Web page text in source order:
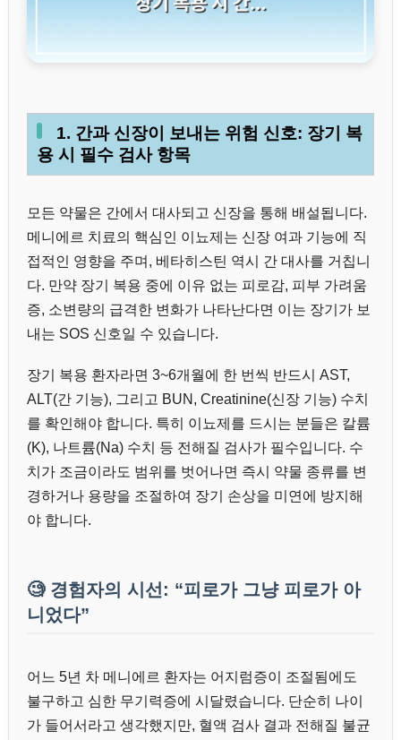
1. 간과 신장이 보내는 위험 신호: 장기 복
용 시 필수 검사 항목
모든 약물은 간에서 대사되고 신장을 통해 배설됩니다.
메니에르 치료의 핵심인 이뇨제는 신장 여과 기능에 직
접적인 영향을 주며, 베타히스틴 역시 간 대사를 거칩니
다. 만약 장기 복용 중에 이유 없는 피로감, 피부 가려움
증, 소변량의 급격한 변화가 나타난다면 이는 장기가 보
내는 SOS 신호일 수 있습니다.
장기 복용 환자라면 3~6개월에 한 번씩 반드시 AST,
ALT(간 기능), 그리고 BUN, Creatinine(신장 기능) 수치
를 확인해야 합니다. 특히 이뇨제를 드시는 분들은 칼륨
(K), 나트륨(Na) 수치 등 전해질 검사가 필수입니다. 수
치가 조금이라도 범위를 벗어나면 즉시 약물 종류를 변
경하거나 용량을 조절하여 장기 손상을 미연에 방지해
야 합니다.
🧐 경험자의 시선: “피로가 그냥 피로가 아
니었다”
어느 5년 차 메니에르 환자는 어지럼증이 조절됨에도
불구하고 심한 무기력증에 시달렸습니다. 단순히 나이
가 들어서라고 생각했지만, 혈액 검사 결과 전해질 불균